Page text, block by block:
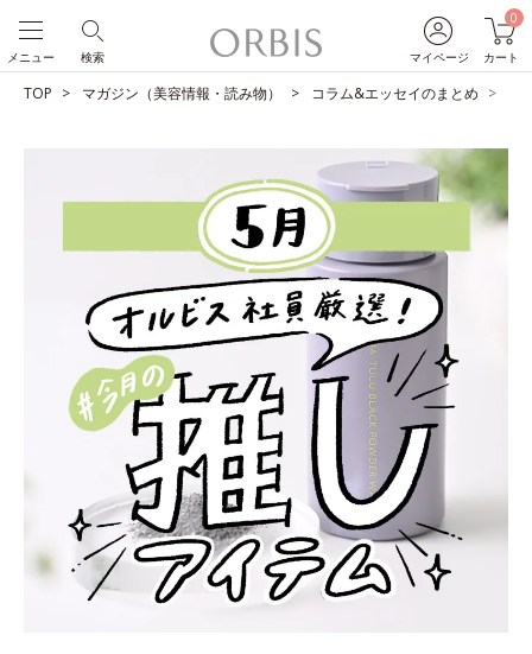
マイページ
0
カート
検索
メニュー
TOP マガジン（美容情報・読み物） コラム&エッセイのまとめ